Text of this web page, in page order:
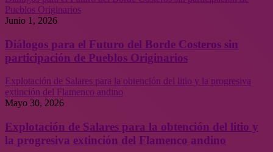
Pueblos Originarios
Junio 1, 2026
Diálogos para el Futuro del Borde Costeros sin
participación de Pueblos Originarios
Explotación de Salares para la obtención del litio y la progresiva
extinción del Flamenco andino
Mayo 30, 2026
Explotación de Salares para la obtención del litio y
la progresiva extinción del Flamenco andino